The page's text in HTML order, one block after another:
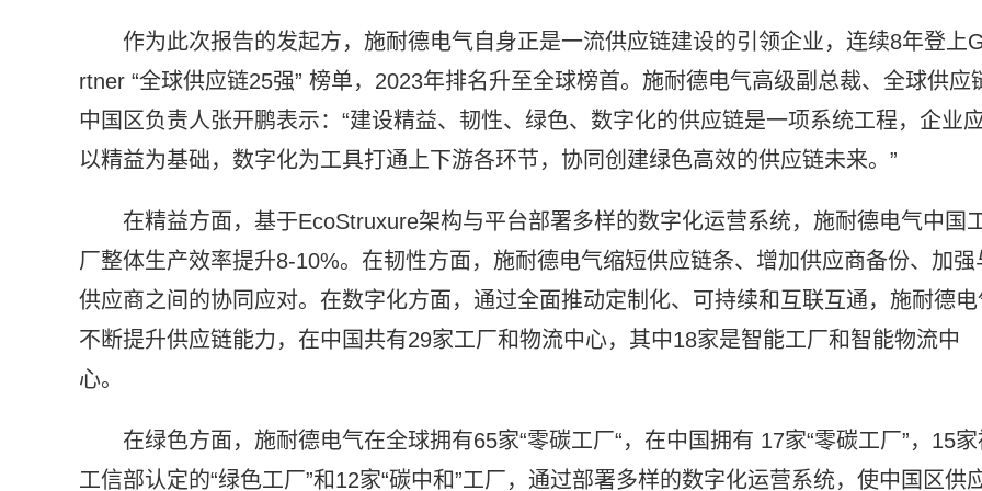
作为此次报告的发起方，施耐德电气自身正是一流供应链建设的引领企业，连续8年登上
rtner “全球供应链25强” 榜单，2023年排名升至全球榜首。施耐德电气高级副总裁、全球供应
中国区负责人张开鹏表示：“建设精益、韧性、绿色、数字化的供应链是一项系统工程，企业
以精益为基础，数字化为工具打通上下游各环节，协同创建绿色高效的供应链未来。”
在精益方面，基于EcoStruxure架构与平台部署多样的数字化运营系统，施耐德电气中国
厂整体生产效率提升8-10%。在韧性方面，施耐德电气缩短供应链条、增加供应商备份、加强
供应商之间的协同应对。在数字化方面，通过全面推动定制化、可持续和互联互通，施耐德电
不断提升供应链能力，在中国共有29家工厂和物流中心，其中18家是智能工厂和智能物流中
心。
在绿色方面，施耐德电气在全球拥有65家“零碳工厂“，在中国拥有 17家“零碳工厂”，15家
工信部认定的“绿色工厂”和12家“碳中和”工厂，通过部署多样的数字化运营系统，使中国区供